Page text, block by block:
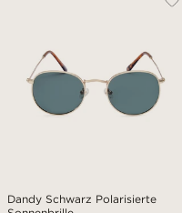
Dandy Schwarz Polarisierte